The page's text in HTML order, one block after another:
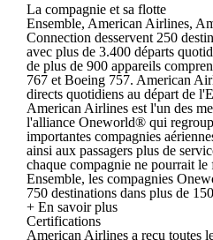
La compagnie et sa flotte
Ensemble, American Airlines,
Connection desservent 250
avec plus de 3.400 départs
de plus de 900 appareils
767 et Boeing 757. American
directs quotidiens au départ de
American Airlines est l'un des
l'alliance Oneworld® qui
importantes compagnies
ainsi aux passagers plus de
chaque compagnie ne pourrait
Ensemble, les compagnies
750 destinations dans plus de
+ En savoir plus
Certifications
American Airlines a reçu toutes